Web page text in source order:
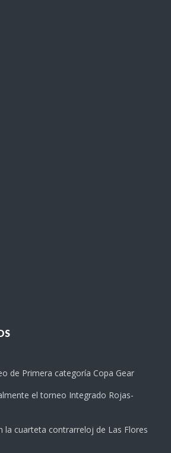
de Primera categoría Copa Gear
el torneo Integrado Rojas-
la cuarteta contrarreloj de Las Flores